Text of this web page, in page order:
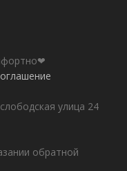
улица 24
обратной